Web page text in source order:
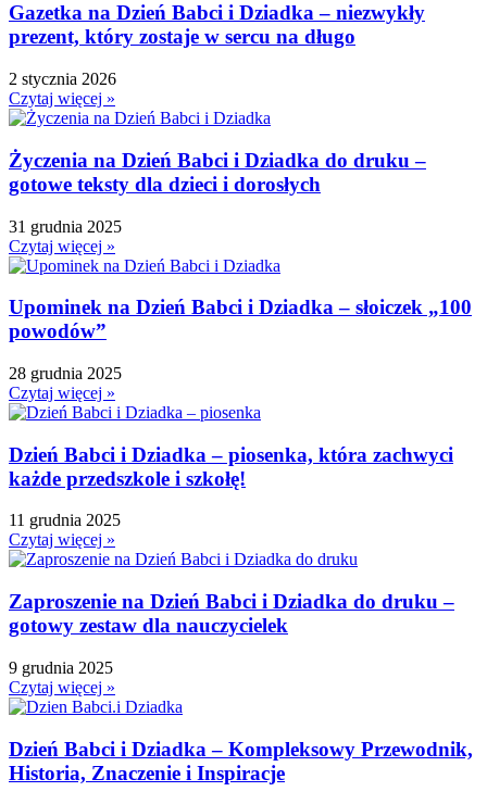
Gazetka na Dzień Babci i Dziadka – niezwykły
prezent, który zostaje w sercu na długo
2 stycznia 2026
Czytaj więcej »
Życzenia na Dzień Babci i Dziadka do druku –
gotowe teksty dla dzieci i dorosłych
31 grudnia 2025
Czytaj więcej »
Upominek na Dzień Babci i Dziadka – słoiczek „100
powodów”
28 grudnia 2025
Czytaj więcej »
Dzień Babci i Dziadka – piosenka, która zachwyci
każde przedszkole i szkołę!
11 grudnia 2025
Czytaj więcej »
Zaproszenie na Dzień Babci i Dziadka do druku –
gotowy zestaw dla nauczycielek
9 grudnia 2025
Czytaj więcej »
Dzień Babci i Dziadka – Kompleksowy Przewodnik,
Historia, Znaczenie i Inspiracje